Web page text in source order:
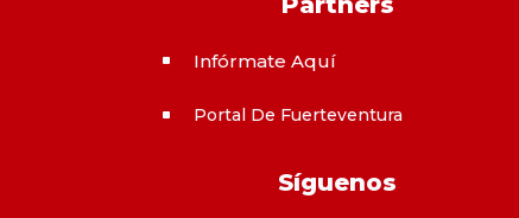
^ Infórmate Aquí
^ Portal De Fuerteventura
Síguenos